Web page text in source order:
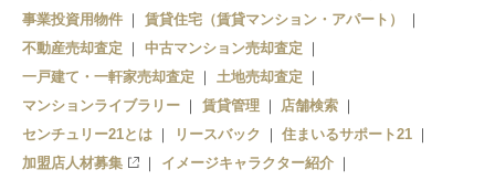
事業投資用物件
賃貸住宅（賃貸マンション・アパート）
不動産売却査定
中古マンション売却査定
一戸建て・一軒家売却査定
土地売却査定
マンションライブラリー
賃貸管理
店舗検索
センチュリー21とは
リースバック
住まいるサポート21
加盟店人材募集
イメージキャラクター紹介